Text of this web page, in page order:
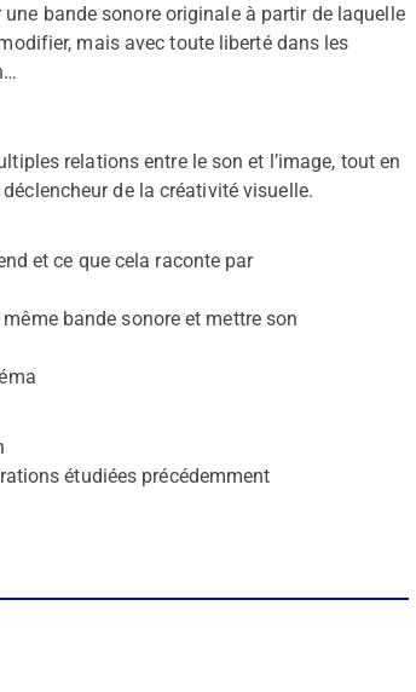
bande sonore originale à partir de laquelle
mais avec toute liberté dans les
relations entre le son et l’image, tout en
de la créativité visuelle.
et ce que cela raconte par
bande sonore et mettre son
étudiées précédemment